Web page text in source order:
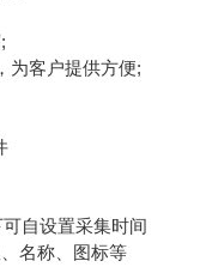
客户提供方便;
自设置采集时间
名称、图标等